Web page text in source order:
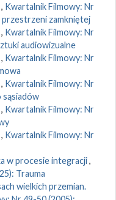
, Kwartalnik Filmowy: Nr
zamkniętej
, Kwartalnik Filmowy: Nr
audiowizualne
, Kwartalnik Filmowy: Nr
, Kwartalnik Filmowy: Nr
sąsiadów
, Kwartalnik Filmowy: Nr
, Kwartalnik Filmowy: Nr
w procesie integracji,
Trauma
wielkich przemian.